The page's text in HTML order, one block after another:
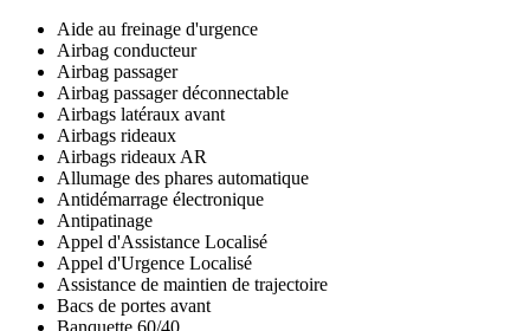
Aide au freinage d'urgence
Airbag conducteur
Airbag passager
Airbag passager déconnectable
Airbags latéraux avant
Airbags rideaux
Airbags rideaux AR
Allumage des phares automatique
Antidémarrage électronique
Antipatinage
Appel d'Assistance Localisé
Appel d'Urgence Localisé
Assistance de maintien de trajectoire
Bacs de portes avant
Banquette 60/40